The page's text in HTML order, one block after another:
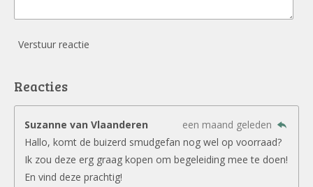
Verstuur reactie
Reacties
Suzanne van Vlaanderen
een maand geleden
Hallo, komt de buizerd smudgefan nog wel op voorraad?
Ik zou deze erg graag kopen om begeleiding mee te doen!
En vind deze prachtig!